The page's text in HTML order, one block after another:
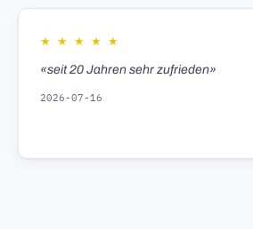
★ ★ ★ ★ ★
«seit 20 Jahren sehr zufrieden»
2026-07-16